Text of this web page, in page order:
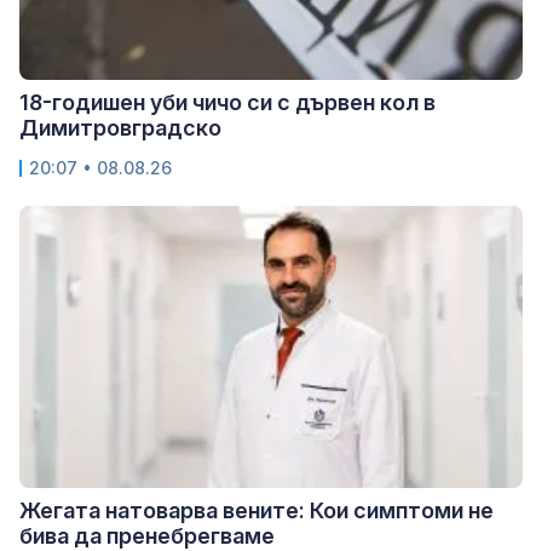
18-годишен уби чичо си с дървен кол в
Димитровградско
20:07 • 08.08.26
Жегата натоварва вените: Кои симптоми не
бива да пренебрегваме